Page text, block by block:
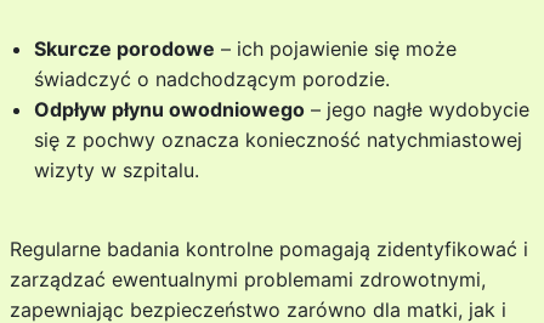
Skurcze porodowe – ich pojawienie się może
świadczyć o nadchodzącym porodzie.
Odpływ płynu owodniowego– jego nagłe wydobycie
się z pochwy oznacza konieczność natychmiastowej
wizyty w szpitalu.
Regularne badania kontrolne pomagają zidentyfikować i
zarządzać ewentualnymi problemami zdrowotnymi,
zapewniając bezpieczeństwo zarówno dla matki, jak i